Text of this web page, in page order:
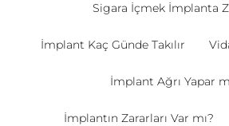
Sigara İçmek İmplanta
İmplant Kaç Günde Takılır
İmplant Ağrı Yapar
İmplantın Zararları Var mı?